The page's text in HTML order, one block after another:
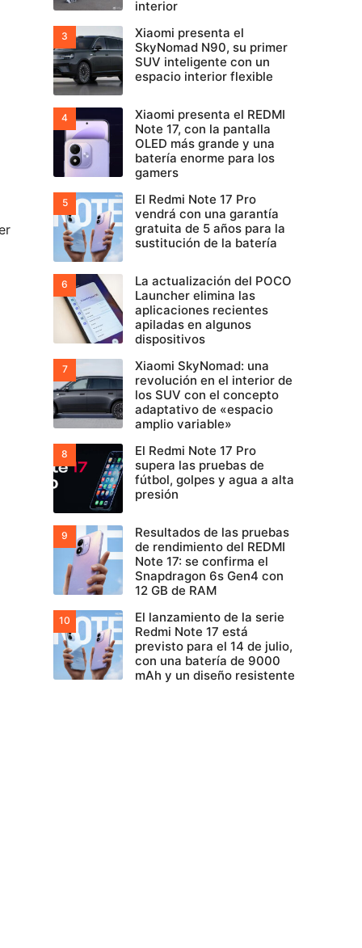
interior
Xiaomi presenta el
SkyNomad N90, su primer
SUV inteligente con un
espacio interior flexible
Xiaomi presenta el REDMI
Note 17, con la pantalla
OLED más grande y una
batería enorme para los
gamers
El Redmi Note 17 Pro
vendrá con una garantía
gratuita de 5 años para la
sustitución de la batería
La actualización del POCO
Launcher elimina las
aplicaciones recientes
apiladas en algunos
dispositivos
Xiaomi SkyNomad: una
revolución en el interior de
los SUV con el concepto
adaptativo de «espacio
amplio variable»
El Redmi Note 17 Pro
supera las pruebas de
fútbol, golpes y agua a alta
presión
Resultados de las pruebas
de rendimiento del REDMI
Note 17: se confirma el
Snapdragon 6s Gen4 con
12 GB de RAM
El lanzamiento de la serie
Redmi Note 17 está
previsto para el 14 de julio,
con una batería de 9000
mAh y un diseño resistente